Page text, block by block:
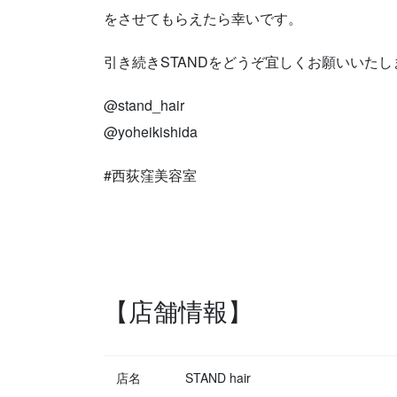
をさせてもらえたら幸いです。
引き続きSTANDをどうぞ宜しくお願いいたし
@stand_hair
@yoheikishida
#西荻窪美容室
【店舗情報】
店名 STAND hair